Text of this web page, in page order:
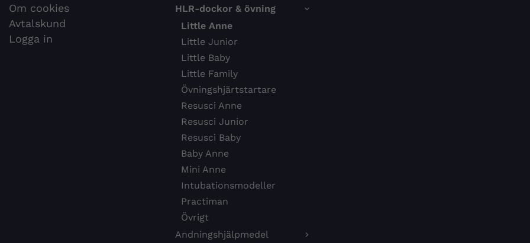
Om cookies
Avtalskund
Logga in
HLR-dockor & övning
Little Anne
Little Junior
Little Baby
Little Family
Övningshjärtstartare
Resusci Anne
Resusci Junior
Resusci Baby
Baby Anne
Mini Anne
Intubationsmodeller
Practiman
Övrigt
Andningshjälpmedel